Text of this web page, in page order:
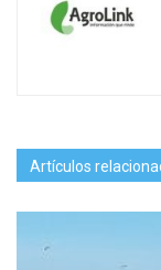
Artículos